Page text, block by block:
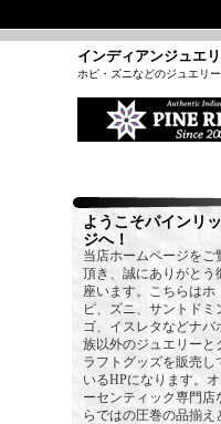
インディアンジュエ
ホピ・ズニなどのジュエリ
ようこそパインリッ
ジへ！
当店ホームページをご
頂き、誠にありがとう
座います。こちらはホ
ピ、ズニ、サントドミ
ゴ、イスレタなどナバ
族以外のジュエリーと
ラフトグッズを販売し
いるHPになります。オ
ーセンティック専門店
らではの圧巻の品揃え